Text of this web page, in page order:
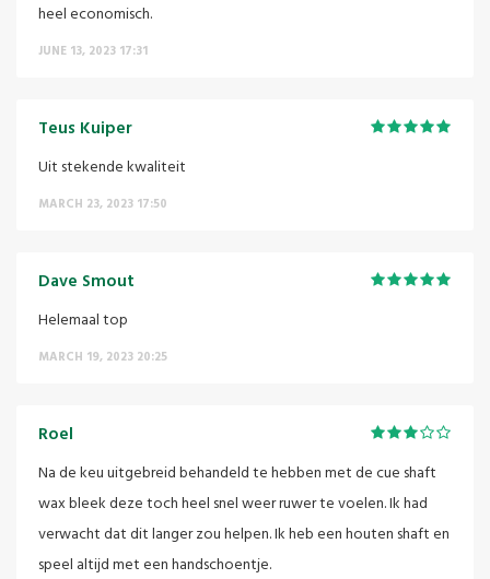
heel economisch.
JUNE 13, 2023 17:31
Teus Kuiper
Uit stekende kwaliteit
MARCH 23, 2023 17:50
Dave Smout
Helemaal top
MARCH 19, 2023 20:25
Roel
Na de keu uitgebreid behandeld te hebben met de cue shaft
wax bleek deze toch heel snel weer ruwer te voelen. Ik had
verwacht dat dit langer zou helpen. Ik heb een houten shaft en
speel altijd met een handschoentje.